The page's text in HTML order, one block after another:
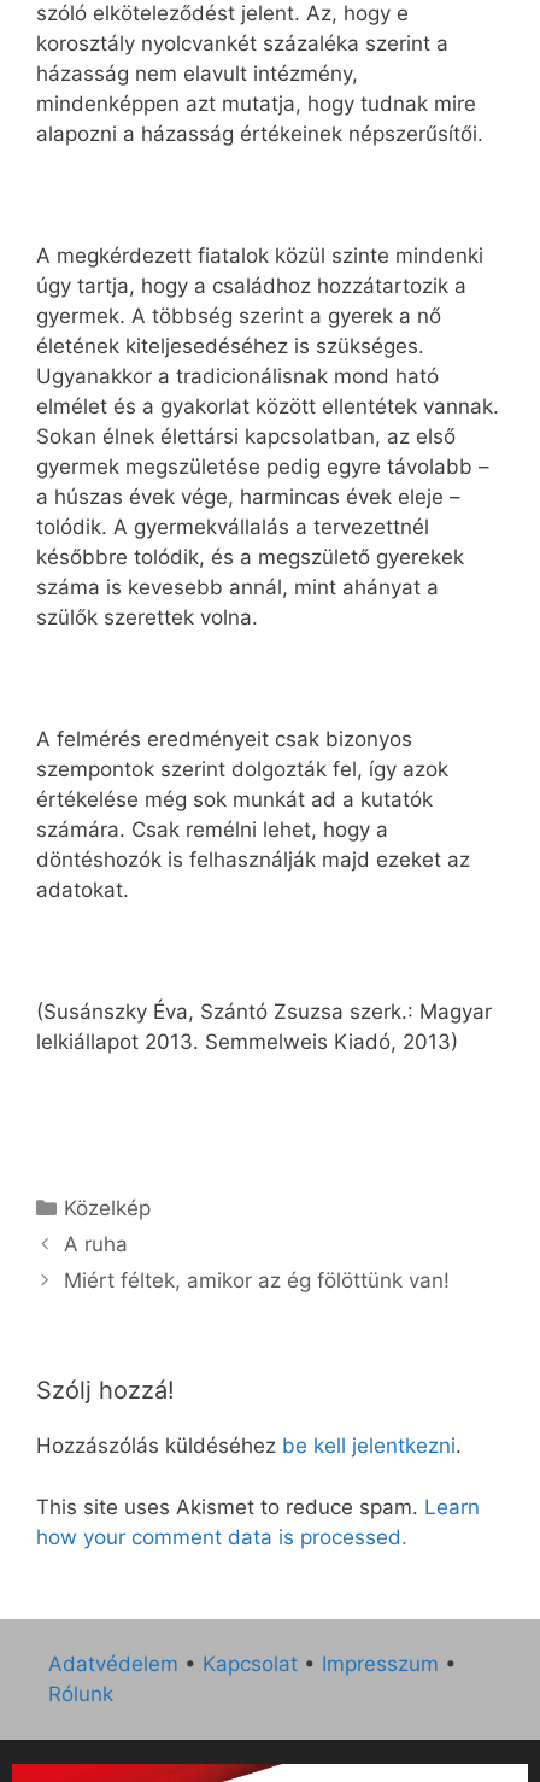
szóló elköteleződést jelent. Az, hogy e
korosztály nyolcvankét százaléka szerint a
házasság nem elavult intézmény,
mindenképpen azt mutatja, hogy tudnak mire
alapozni a házasság értékeinek népszerűsítői.
A megkérdezett fiatalok közül szinte mindenki
úgy tartja, hogy a családhoz hozzátartozik a
gyermek. A többség szerint a gyerek a nő
életének kiteljesedéséhez is szükséges.
Ugyanakkor a tradicionálisnak mond ható
elmélet és a gyakorlat között ellentétek vannak.
Sokan élnek élettársi kapcsolatban, az első
gyermek megszületése pedig egyre távolabb –
a húszas évek vége, harmincas évek eleje –
tolódik. A gyermekvállalás a tervezettnél
későbbre tolódik, és a megszülető gyerekek
száma is kevesebb annál, mint ahányat a
szülők szerettek volna.
A felmérés eredményeit csak bizonyos
szempontok szerint dolgozták fel, így azok
értékelése még sok munkát ad a kutatók
számára. Csak remélni lehet, hogy a
döntéshozók is felhasználják majd ezeket az
adatokat.
(Susánszky Éva, Szántó Zsuzsa szerk.: Magyar
lelkiállapot 2013. Semmelweis Kiadó, 2013)
Kategória
Közelkép
A ruha
Miért féltek, amikor az ég fölöttünk van!
Szólj hozzá!
Hozzászólás küldéséhez be kell jelentkezni.
This site uses Akismet to reduce spam. Learn
how your comment data is processed.
Adatvédelem • Kapcsolat • Impresszum •
Rólunk